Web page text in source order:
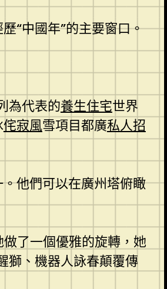
“中國年”的主要窗口。
為代表的養生住宅世界
侘寂風雪項目都廣私人招
他們可以在廣州塔俯瞰
了一個優雅的旋轉，她
獅、機器人詠春顛覆傳